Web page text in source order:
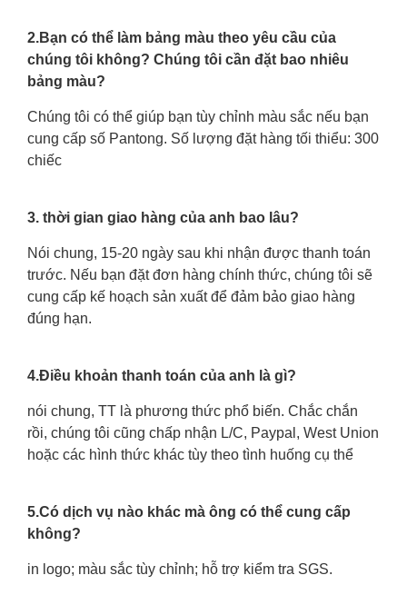
2.Bạn có thể làm bảng màu theo yêu cầu của
chúng tôi không? Chúng tôi cần đặt bao nhiêu
bảng màu?
Chúng tôi có thể giúp bạn tùy chỉnh màu sắc nếu bạn
cung cấp số Pantong. Số lượng đặt hàng tối thiểu: 300
chiếc
3. thời gian giao hàng của anh bao lâu?
Nói chung, 15-20 ngày sau khi nhận được thanh toán
trước. Nếu bạn đặt đơn hàng chính thức, chúng tôi sẽ
cung cấp kế hoạch sản xuất để đảm bảo giao hàng
đúng hạn.
4.Điều khoản thanh toán của anh là gì?
nói chung, TT là phương thức phổ biến. Chắc chắn
rồi, chúng tôi cũng chấp nhận L/C, Paypal, West Union
hoặc các hình thức khác tùy theo tình huống cụ thể
5.Có dịch vụ nào khác mà ông có thể cung cấp
không?
in logo; màu sắc tùy chỉnh; hỗ trợ kiểm tra SGS.